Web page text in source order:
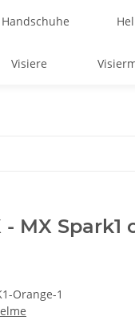
Handschuhe
Visiere
MX Spark1
Orange-1